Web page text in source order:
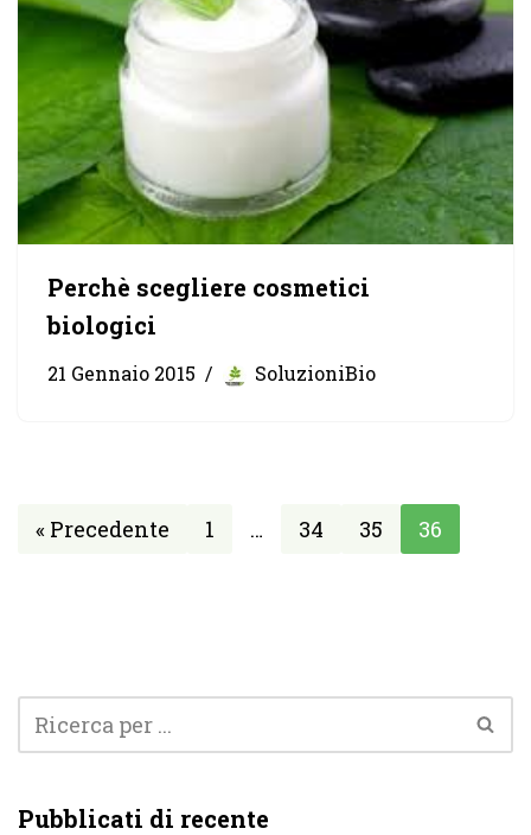
Perchè scegliere cosmetici
biologici
21 Gennaio 2015 SoluzioniBio
« Precedente 1 … 34 35 36
Pubblicati di recente